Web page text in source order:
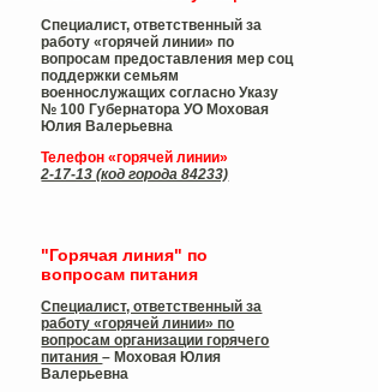
Специалист, ответственный за
работу «горячей линии» по
вопросам предоставления мер соц
поддержки семьям
военнослужащих согласно Указу
№ 100 Губернатора УО Моховая
Юлия Валерьевна
Телефон «горячей линии»
2-17-13 (код города 84233)
"Горячая линия" по
вопросам питания
Специалист, ответственный за
работу «горячей линии» по
вопросам организации горячего
питания– Моховая Юлия
Валерьевна